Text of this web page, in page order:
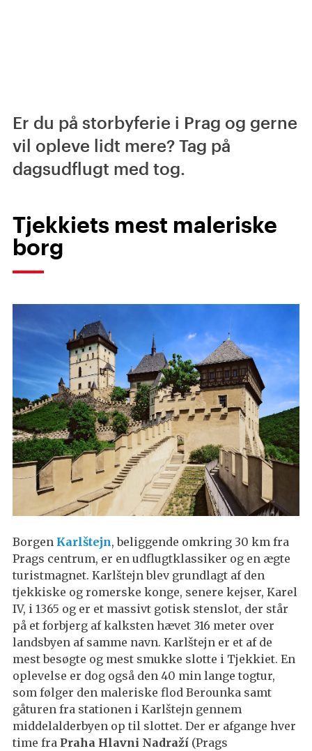
Er du på storbyferie i Prag og gerne
vil opleve lidt mere? Tag på
dagsudflugt med tog.
Tjekkiets mest maleriske
borg
Borgen Karlštejn, beliggende omkring 30 km fra
Prags centrum, er en udflugtklassiker og en ægte
turistmagnet. Karlštejn blev grundlagt af den
tjekkiske og romerske konge, senere kejser, Karel
IV, i 1365 og er et massivt gotisk stenslot, der står
på et forbjerg af kalksten hævet 316 meter over
landsbyen af ​​samme navn. Karlštejn er et af de
mest besøgte og mest smukke slotte i Tjekkiet. En
oplevelse er dog også den 40 min lange togtur,
som følger den maleriske flod Berounka samt
gåturen fra stationen i Karlštejn gennem
middelalderbyen op til slottet. Der er afgange hver
time fra Praha Hlavni Nadraží (Prags